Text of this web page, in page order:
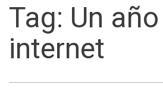
Tag: Un
internet